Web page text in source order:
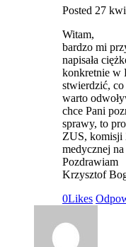
Posted 27
Witam,
bardzo mi
napisała
konkretnie w
stwierdzić, co
warto
chce Pani
sprawy, to
ZUS, komisji
medycznej na
Pozdrawiam
Krzysztof
0Likes